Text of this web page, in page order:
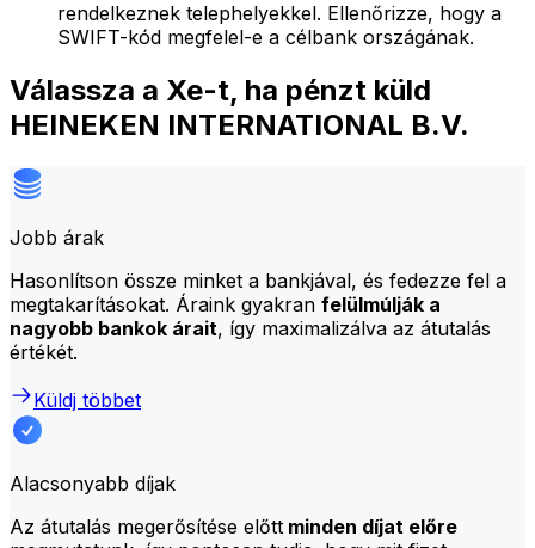
rendelkeznek telephelyekkel. Ellenőrizze, hogy a
SWIFT-kód megfelel-e a célbank országának.
Válassza a Xe-t, ha pénzt küld
HEINEKEN INTERNATIONAL B.V.
Jobb árak
Hasonlítson össze minket a bankjával, és fedezze fel a
megtakarításokat. Áraink gyakran felülmúlják a
nagyobb bankok árait, így maximalizálva az átutalás
értékét.
Küldj többet
Alacsonyabb díjak
Az átutalás megerősítése előtt minden díjat előre